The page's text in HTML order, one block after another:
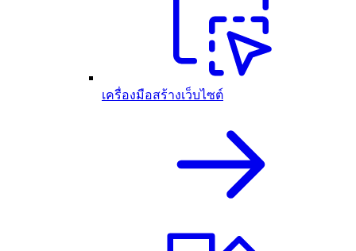
เครื่องมือสร้างเว็บไซต์